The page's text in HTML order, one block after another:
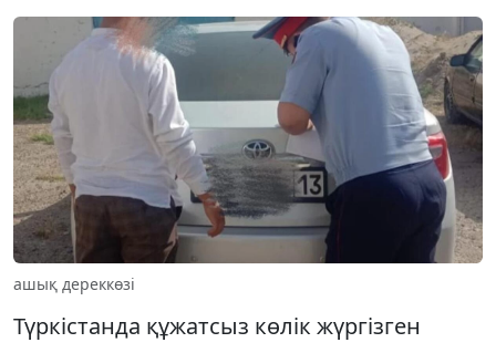
ашық дереккөзі
Түркістанда құжатсыз көлік жүргізген